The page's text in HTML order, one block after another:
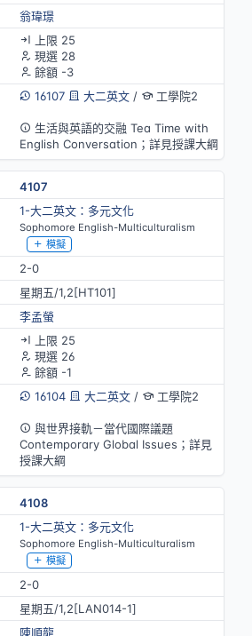
翁瑋璟
上限 25
現選 28
餘額 -3
16107
大二英文/ 工學院2
生活與英語的交融 Tea Time with
English Conversation；詳見授課大綱
4107
1-大二英文：多元文化
Sophomore English-Multiculturalism
模擬
2-0
星期五/1,2[HT101]
李孟螢
上限 25
現選 26
餘額 -1
16104
大二英文/ 工學院2
與世界接軌－當代國際議題
Contemporary Global Issues；詳見
授課大綱
4108
1-大二英文：多元文化
Sophomore English-Multiculturalism
模擬
2-0
星期五/1,2[LAN014-1]
陳順龍